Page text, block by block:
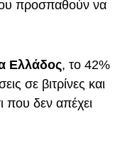
προσπαθούν να
Ελλάδος, το 42%
σε βιτρίνες και
που δεν απέχει